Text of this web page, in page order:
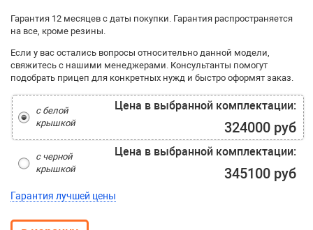
Гарантия 12 месяцев с даты покупки. Гарантия распространяется
на все, кроме резины.
Если у вас остались вопросы относительно данной модели,
свяжитесь с нашими менеджерами. Консультанты помогут
подобрать прицеп для конкретных нужд и быстро оформят заказ.
с белой
крышкой
Цена в выбранной комплектации:
324000 руб
с черной
крышкой
Цена в выбранной комплектации:
345100 руб
Гарантия лучшей цены